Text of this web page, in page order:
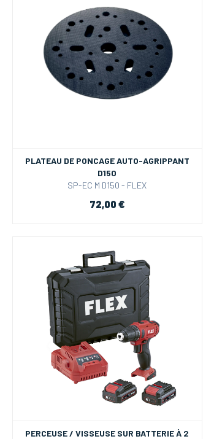
PLATEAU DE PONCAGE AUTO-AGRIPPANT
D150
SP-EC M D150 - FLEX
72,00 €
PERCEUSE / VISSEUSE SUR BATTERIE À 2